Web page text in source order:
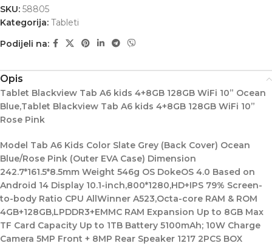
SKU: 58805
Kategorija: Tableti
Podijeli na:
Opis
Tablet Blackview Tab A6 kids 4+8GB 128GB WiFi 10” Ocean
Blue,Tablet Blackview Tab A6 kids 4+8GB 128GB WiFi 10”
Rose Pink
Model Tab A6 Kids Color Slate Grey (Back Cover) Ocean
Blue/Rose Pink (Outer EVA Case) Dimension
242.7*161.5*8.5mm Weight 546g OS DokeOS 4.0 Based on
Android 14 Display 10.1-inch,800*1280,HD+IPS 79% Screen-
to-body Ratio CPU AllWinner A523,Octa-core RAM & ROM
4GB+128GB,LPDDR3+EMMC RAM Expansion Up to 8GB Max
TF Card Capacity Up to 1TB Battery 5100mAh; 10W Charge
Camera 5MP Front + 8MP Rear Speaker 1217 2PCS BOX